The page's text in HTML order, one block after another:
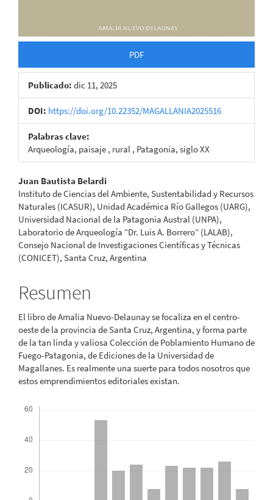
PDF
Publicado: dic 11, 2025
DOI: https://doi.org/10.22352/MAGALLANIA2025516
Palabras clave:
Arqueología, paisaje , rural , Patagonia, siglo XX
Contenido
principal
del
artículo
Juan Bautista Belardi
Instituto de Ciencias del Ambiente, Sustentabilidad y Recursos
Naturales (ICASUR), Unidad Académica Río Gallegos (UARG),
Universidad Nacional de la Patagonia Austral (UNPA),
Laboratorio de Arqueología “Dr. Luis A. Borrero” (LALAB),
Consejo Nacional de Investigaciones Científicas y Técnicas
(CONICET), Santa Cruz, Argentina
Resumen
El libro de Amalia Nuevo-Delaunay se focaliza en el centro-
oeste de la provincia de Santa Cruz, Argentina, y forma parte
de la tan linda y valiosa Colección de Poblamiento Humano de
Fuego-Patagonia, de Ediciones de la Universidad de
Magallanes. Es realmente una suerte para todos nosotros que
estos emprendimientos editoriales existan.